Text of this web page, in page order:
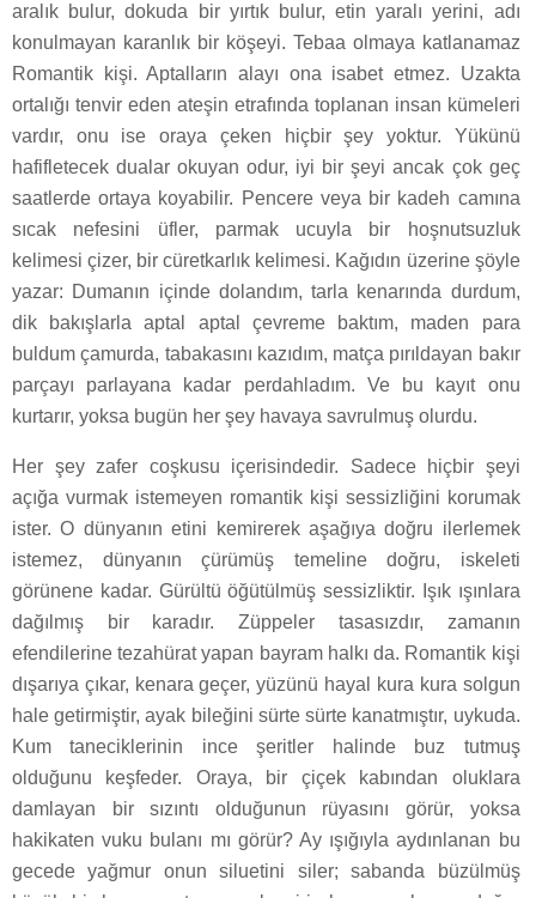
aralık bulur, dokuda bir yırtık bulur, etin yaralı yerini, adı
konulmayan karanlık bir köşeyi. Tebaa olmaya katlanamaz
Romantik kişi. Aptalların alayı ona isabet etmez. Uzakta
ortalığı tenvir eden ateşin etrafında toplanan insan kümeleri
vardır, onu ise oraya çeken hiçbir şey yoktur. Yükünü
hafifletecek dualar okuyan odur, iyi bir şeyi ancak çok geç
saatlerde ortaya koyabilir. Pencere veya bir kadeh camına
sıcak nefesini üfler, parmak ucuyla bir hoşnutsuzluk
kelimesi çizer, bir cüretkarlık kelimesi. Kağıdın üzerine şöyle
yazar: Dumanın içinde dolandım, tarla kenarında durdum,
dik bakışlarla aptal aptal çevreme baktım, maden para
buldum çamurda, tabakasını kazıdım, matça pırıldayan bakır
parçayı parlayana kadar perdahladım. Ve bu kayıt onu
kurtarır, yoksa bugün her şey havaya savrulmuş olurdu.
Her şey zafer coşkusu içerisindedir. Sadece hiçbir şeyi
açığa vurmak istemeyen romantik kişi sessizliğini korumak
ister. O dünyanın etini kemirerek aşağıya doğru ilerlemek
istemez, dünyanın çürümüş temeline doğru, iskeleti
görünene kadar. Gürültü öğütülmüş sessizliktir. Işık ışınlara
dağılmış bir karadır. Züppeler tasasızdır, zamanın
efendilerine tezahürat yapan bayram halkı da. Romantik kişi
dışarıya çıkar, kenara geçer, yüzünü hayal kura kura solgun
hale getirmiştir, ayak bileğini sürte sürte kanatmıştır, uykuda.
Kum taneciklerinin ince şeritler halinde buz tutmuş
olduğunu keşfeder. Oraya, bir çiçek kabından oluklara
damlayan bir sızıntı olduğunun rüyasını görür, yoksa
hakikaten vuku bulanı mı görür? Ay ışığıyla aydınlanan bu
gecede yağmur onun siluetini siler; sabanda büzülmüş